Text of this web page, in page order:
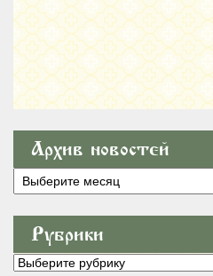
Архив новостей
Архив
новостей
Рубрики
Рубрики